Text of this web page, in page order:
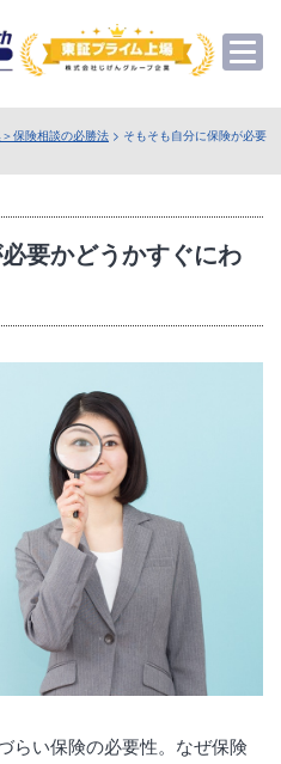
保険相談の必勝法 > そもそも自分に保険が必要
要かどうかすぐにわ
らい保険の必要性。なぜ保険